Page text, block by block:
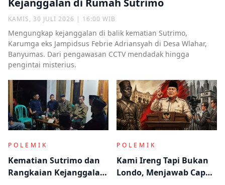
KAMIS, 30 JULI 2026 | 16:00 WIB
Mengungkap kejanggalan di balik kematian Sutrimo,
Karumga eks Jampidsus Febrie Adriansyah di Desa Wlahar,
Banyumas. Dari pengawasan CCTV mendadak hingga
pengintai misterius.
POLEMIK
Kematian Sutrimo dan
Rangkaian Kejanggalan
POLEMIK
Kami Ireng Tapi Bukan
Londo, Menjawab Cap